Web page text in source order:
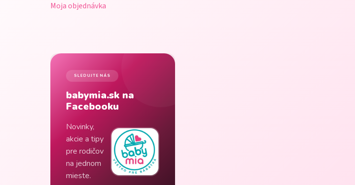
Moja objednávka
SLEDUJTE NÁS
babymia.sk na
Facebooku
Novinky,
akcie a tipy
pre rodičov
na jednom
mieste.